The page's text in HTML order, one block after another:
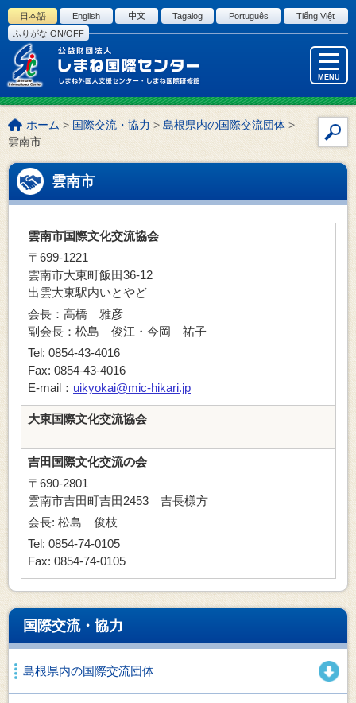
このページの本文へ
日本語 English 中文 Tagalog Português
Tiếng Việt
ふりがな ON/OFF
MENU
イ
索
こ
の
ペ
ー
ジ
の
ホーム > 国際交流・協力 >島根県内の国際交流団体 >
雲南市
雲南市
雲南市国際文化交流協会
〒699-1221
雲南市大東町飯田36-12
出雲大東駅内いとやど
会長：高橋 雅彦
副会長：松島 俊江・今岡 祐子
Tel: 0854-43-4016
Fax: 0854-43-4016
E-mail： uikyokai@mic-hikari.jp
大東国際文化交流協会
吉田国際文化交流の会
〒690-2801
雲南市吉田町吉田2453 吉長様方
会長: 松島 俊枝
Tel: 0854-74-0105
Fax: 0854-74-0105
国際交流・協力
島根県内の国際交流団体